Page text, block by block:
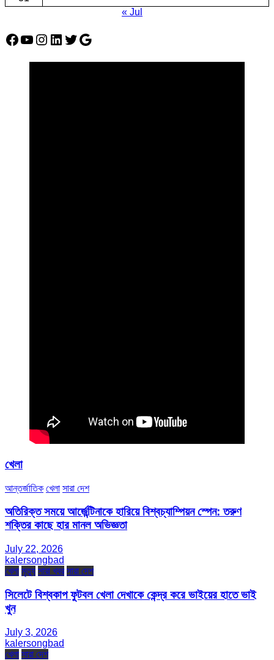
« Jul
Facebook
YouTube
Instagram
LinkedIn
Twitter
Google
খেলা
আন্তর্জাতিক খেলা সারা দেশ
অতিরিক্ত সময়ে আর্জেন্টিনাকে হারিয়ে বিশ্বচ্যাম্পিয়ন স্পেন: তরুণ
শক্তির কাছে হার মানল অভিজ্ঞতা
July 22, 2026
kalersongbad
খেলা মৃত্যু সারা খবর সারা দেশ
সিলেটে বিশ্বকাপ ফুটবল খেলা দেখাকে কেন্দ্র করে ভাইয়ের হাতে ভাই
খুন
July 3, 2026
kalersongbad
খেলা সারা দেশ